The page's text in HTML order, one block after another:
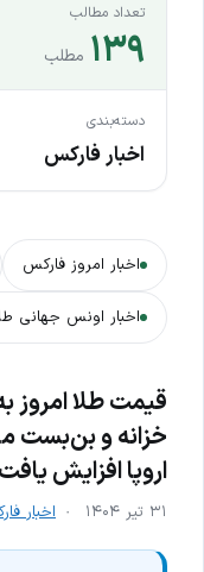
تعداد مطالب
۱۳۹ مطلب
دسته‌بندی
اخبار فارکس
اخبار امروز فارکس
اخبار اونس جهانی
قیمت طلا امروز
خزانه و بن‌بست
اروپا افزایش یافت
۳۱ تیر ۱۴۰۴ اخبار